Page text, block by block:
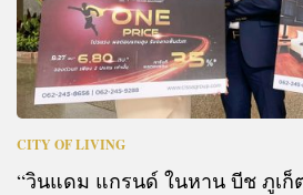
CITY OF LIVING
“วินแดม แกรนด์ ในหาน บีช ภูเก็